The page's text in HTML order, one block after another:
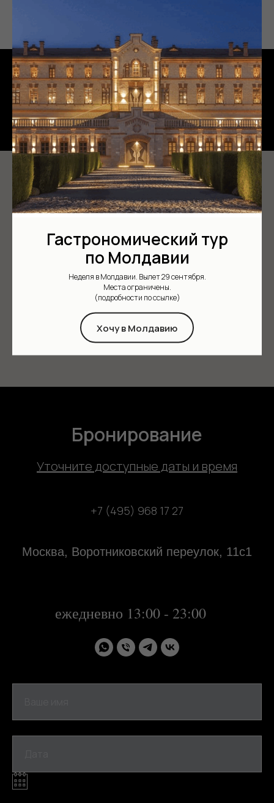
Гастрономический тур
по Молдавии
Неделя в Молдавии. Вылет 29 сентября.
Места ограничены.
(подробности по ссылке)
Хочу в Молдавию
Наши контакты
Бронирование
Уточните доступные даты и время
+7 (495) 968 17 27
Москва, Воротниковский переулок, 11с1
ежедневно 13:00 - 23:00